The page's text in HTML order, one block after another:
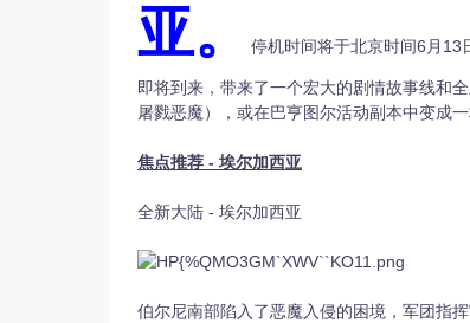
10.11美服新大陆普莱西亚上线
亚。
停机时间将于北京时间6月13
即将到来，带来了一个宏大的剧情故事线和
屠戮恶魔），或在巴亨图尔活动副本中变成
焦点推荐 - 埃尔加西亚
全新大陆 - 埃尔加西亚
伯尔尼南部陷入了恶魔入侵的困境，军团指